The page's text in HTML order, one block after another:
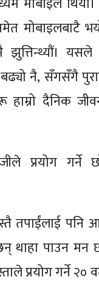
मोबाइलबाटै
यसले
बढ्यो नै, सँगसँगै
हाम्रो दैनिक
प्रयोग गर्ने
तपाईंलाई पनि
थाहा पाउन
प्रयोग गर्ने